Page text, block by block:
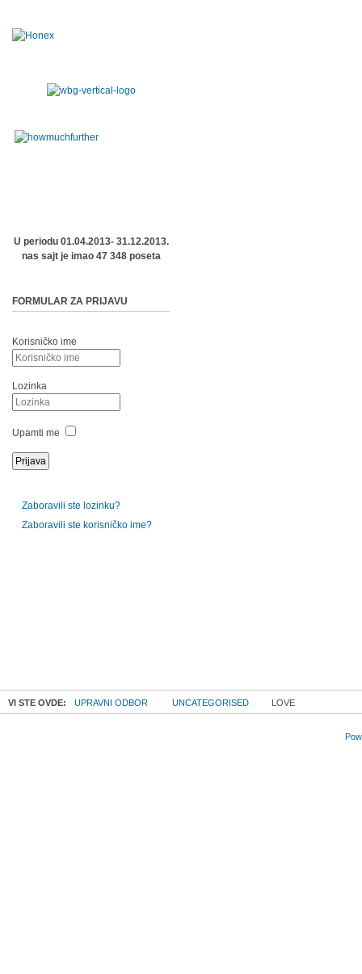
U periodu 01.04.2013- 31.12.2013.
nas sajt je imao 47 348 poseta
FORMULAR ZA PRIJAVU
Korisničko ime
Lozinka
Upamti me
Zaboravili ste lozinku?
Zaboravili ste korisničko ime?
VI STE OVDE: UPRAVNI ODBOR UNCATEGORISED LOVE